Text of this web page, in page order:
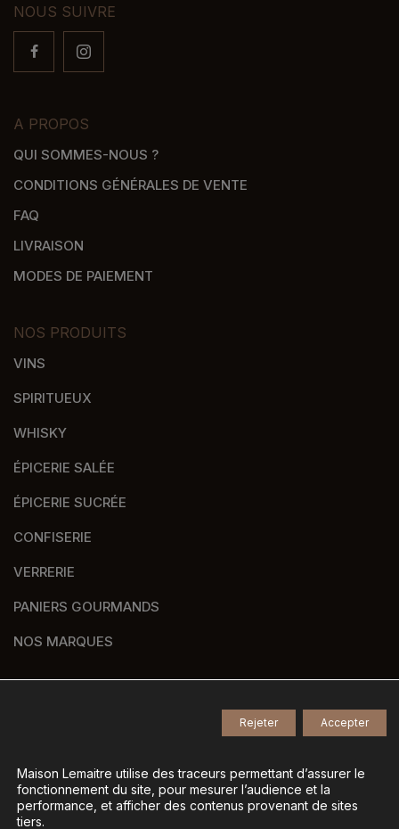
NOUS SUIVRE
A PROPOS
QUI SOMMES-NOUS ?
CONDITIONS GÉNÉRALES DE VENTE
FAQ
LIVRAISON
MODES DE PAIEMENT
NOS PRODUITS
VINS
SPIRITUEUX
WHISKY
ÉPICERIE SALÉE
ÉPICERIE SUCRÉE
CONFISERIE
VERRERIE
PANIERS GOURMANDS
NOS MARQUES
Tous droits réservés -
Mentions légales-
Gestion des données personnelles-
Gérer mes cookies
Maison Lemaitre utilise des traceurs permettant d’assurer le
fonctionnement du site, pour mesurer l’audience et la
performance, et afficher des contenus provenant de sites
tiers.
Accepter
Rejeter